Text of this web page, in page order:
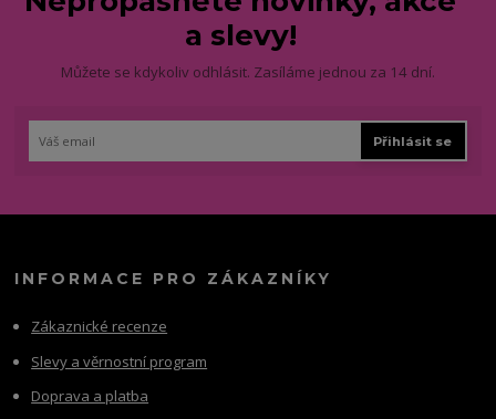
a slevy!
Můžete se kdykoliv odhlásit. Zasíláme jednou za 14 dní.
Přihlásit se
INFORMACE PRO ZÁKAZNÍKY
Zákaznické recenze
Slevy a věrnostní program
Doprava a platba